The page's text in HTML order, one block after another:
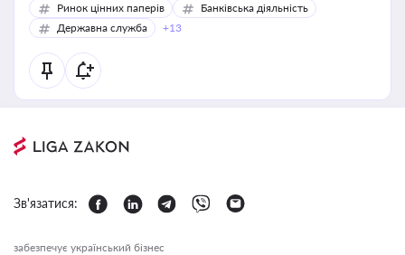
Ринок цінних паперів
Банківська діяльність
Державна служба
+13
Зв'язатися:
забезпечує український бізнес